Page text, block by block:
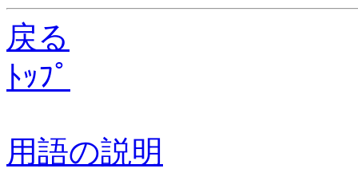
戻る
ﾄｯﾌﾟ
用語の説明